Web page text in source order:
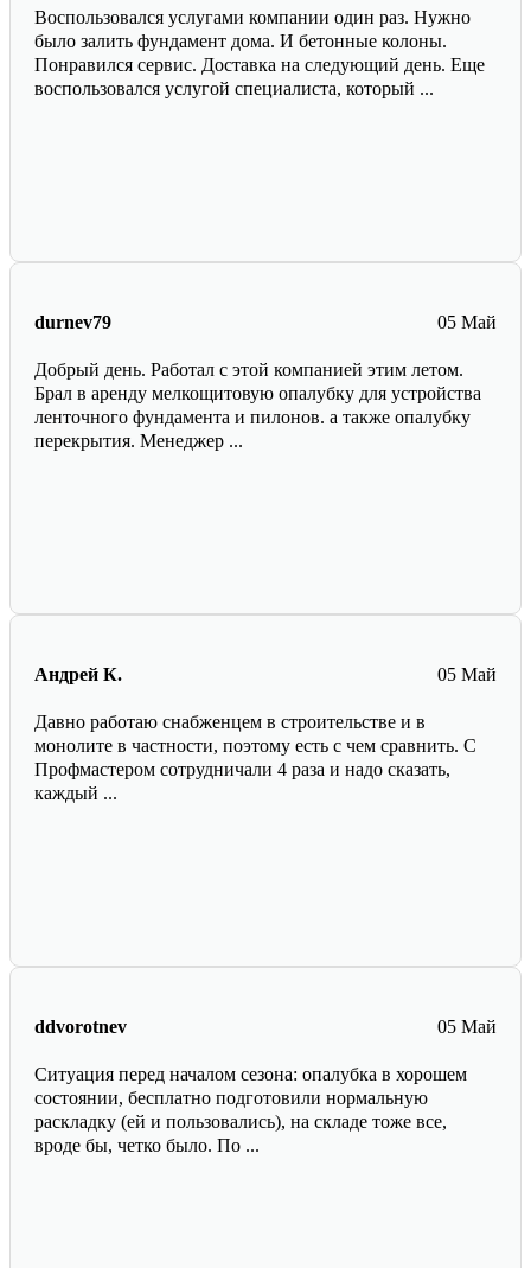
Воспользовался услугами компании один раз. Нужно
было залить фундамент дома. И бетонные колоны.
Понравился сервис. Доставка на следующий день. Еще
воспользовался услугой специалиста, который ...
05 Май
durnev79
Добрый день. Работал с этой компанией этим летом.
Брал в аренду мелкощитовую опалубку для устройства
ленточного фундамента и пилонов. а также опалубку
перекрытия. Менеджер ...
05 Май
Андрей К.
Давно работаю снабженцем в строительстве и в
монолите в частности, поэтому есть с чем сравнить. С
Профмастером сотрудничали 4 раза и надо сказать,
каждый ...
05 Май
ddvorotnev
Ситуация перед началом сезона: опалубка в хорошем
состоянии, бесплатно подготовили нормальную
раскладку (ей и пользовались), на складе тоже все,
вроде бы, четко было. По ...